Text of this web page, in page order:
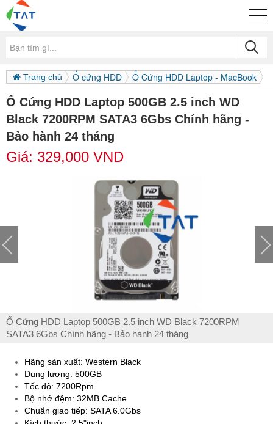
Trang chủ Ổ cứng HDD Ổ Cứng HDD Laptop - MacBook
Ổ Cứng HDD Laptop 500GB 2.5 inch WD
Black 7200RPM SATA3 6Gbs Chính hãng -
Bảo hành 24 tháng
Giá: 329,000 VND
Ổ Cứng HDD Laptop 500GB 2.5 inch WD Black 7200RPM
SATA3 6Gbs Chính hãng - Bảo hành 24 tháng
Hãng sản xuất: Western Black
Dung lượng: 500GB
Tốc độ: 7200Rpm
Bộ nhớ đệm: 32MB Cache
Chuẩn giao tiếp: SATA 6.0Gbs